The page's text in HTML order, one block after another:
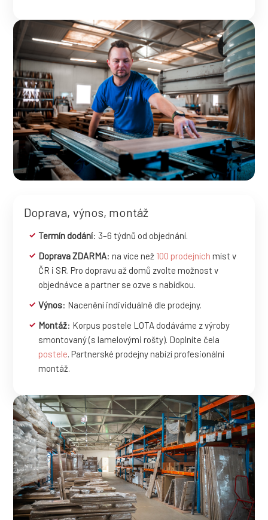
Doprava, výnos, montáž
Termín dodání: 3–6 týdnů od objednání.
Doprava ZDARMA: na více než 100 prodejních míst v
ČR i SR. Pro dopravu až domů zvolte možnost v
objednávce a partner se ozve s nabídkou.
Výnos: Nacenění individuálně dle prodejny.
Montáž: Korpus postele LOTA dodáváme z výroby
smontovaný (s lamelovými rošty). Doplníte čela
postele. Partnerské prodejny nabízí profesionální
montáž.